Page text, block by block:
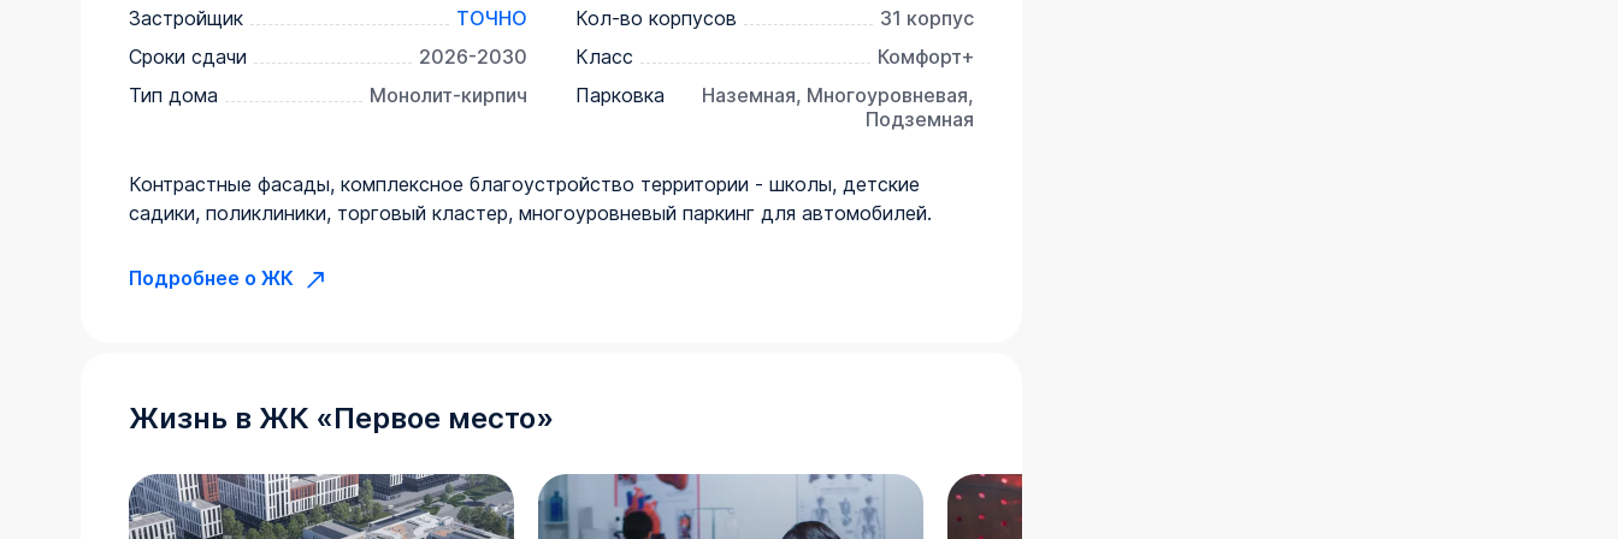
Застройщик ТОЧНО Кол-во корпусов
31 корпус
Сроки сдачи
2026-2030 Класс
Комфорт+
Тип дома
Монолит-кирпич Парковка
Наземная, Многоуровневая,
Подземная
Контрастные фасады, комплексное благоустройство территории - школы, детские
садики, поликлиники, торговый кластер, многоуровневый паркинг для автомобилей.
Подробнее о ЖК
Жизнь в ЖК «Первое место»